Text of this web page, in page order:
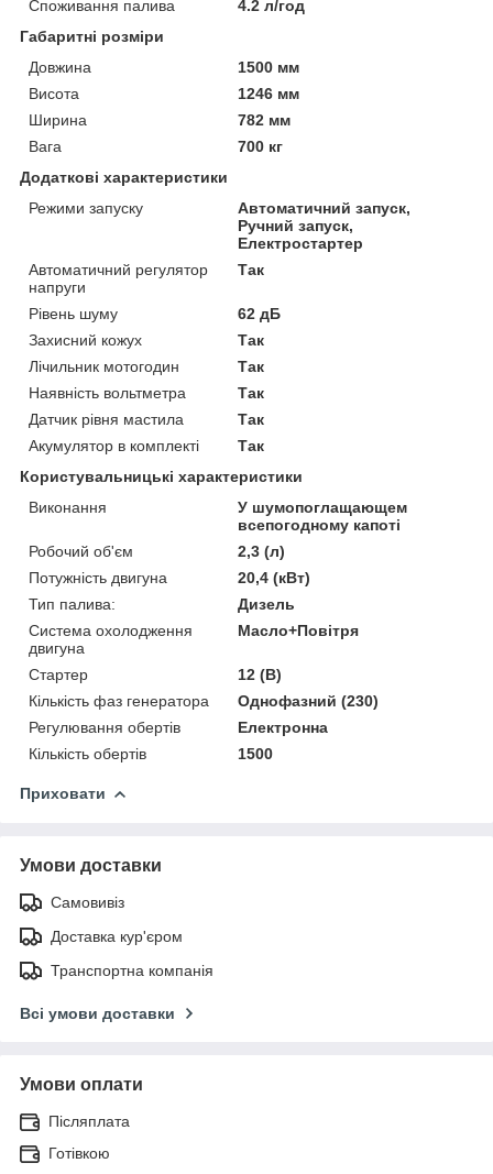
Споживання палива
4.2 л/год
Габаритні розміри
Довжина
1500 мм
Висота
1246 мм
Ширина
782 мм
Вага
700 кг
Додаткові характеристики
Режими запуску
Автоматичний запуск,
Ручний запуск,
Електростартер
Автоматичний регулятор
напруги
Так
Рівень шуму
62 дБ
Захисний кожух
Так
Лічильник мотогодин
Так
Наявність вольтметра
Так
Датчик рівня мастила
Так
Акумулятор в комплекті
Так
Користувальницькі характеристики
Виконання
У шумопоглащающем
всепогодному капоті
Робочий об'єм
2,3 (л)
Потужність двигуна
20,4 (кВт)
Тип палива:
Дизель
Система охолодження
двигуна
Масло+Повітря
Стартер
12 (В)
Кількість фаз генератора
Однофазний (230)
Регулювання обертів
Електронна
Кількість обертів
1500
Приховати
Умови доставки
Самовивіз
Доставка кур'єром
Транспортна компанія
Всі умови доставки
Умови оплати
Післяплата
Готівкою